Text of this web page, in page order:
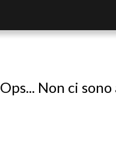
Ops... Non ci